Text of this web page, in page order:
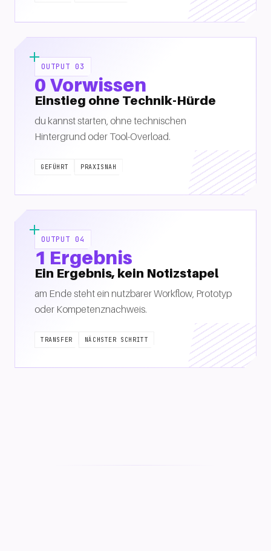
OUTPUT 03
0 Vorwissen
Einstieg ohne Technik-Hürde
du kannst starten, ohne technischen
Hintergrund oder Tool-Overload.
GEFÜHRT PRAXISNAH
OUTPUT 04
1 Ergebnis
Ein Ergebnis, kein Notizstapel
am Ende steht ein nutzbarer Workflow, Prototyp
oder Kompetenznachweis.
TRANSFER NÄCHSTER SCHRITT